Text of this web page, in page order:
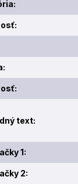
:
:
:
:
text:
1:
2: